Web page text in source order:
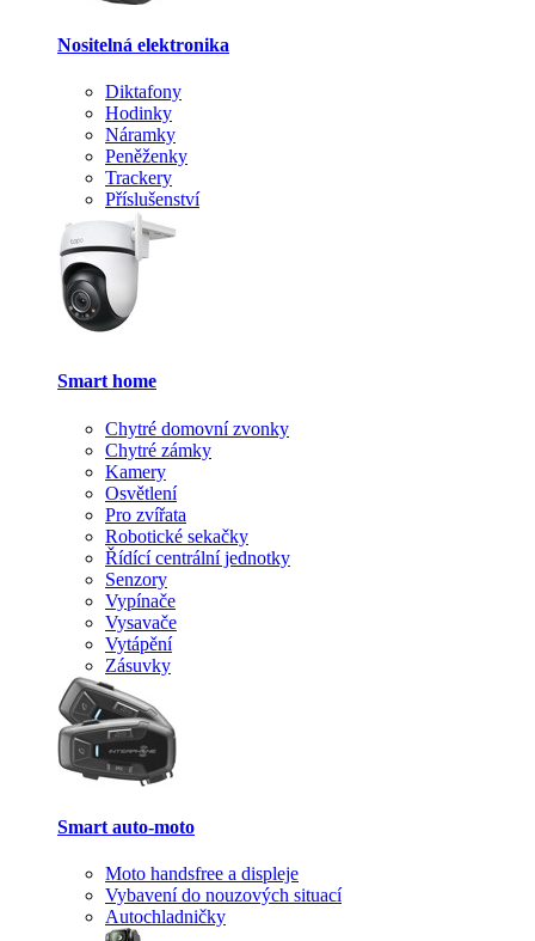
Nositelná elektronika
Diktafony
Hodinky
Náramky
Peněženky
Trackery
Příslušenství
Smart home
Chytré domovní zvonky
Chytré zámky
Kamery
Osvětlení
Pro zvířata
Robotické sekačky
Řídící centrální jednotky
Senzory
Vypínače
Vysavače
Vytápění
Zásuvky
Smart auto-moto
Moto handsfree a displeje
Vybavení do nouzových situací
Autochladničky